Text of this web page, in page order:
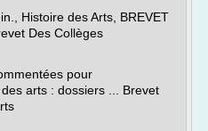
Histoire des Arts, BREVET
Des Collèges
pour
arts : dossiers ... Brevet